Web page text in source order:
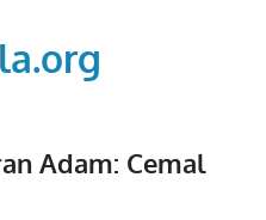
Adam: Cemal